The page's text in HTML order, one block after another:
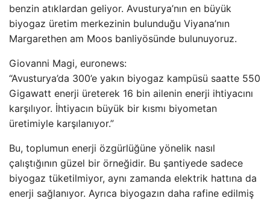
benzin atıklardan geliyor. Avusturya’nın en büyük
biyogaz üretim merkezinin bulunduğu Viyana’nın
Margarethen am Moos banliyösünde bulunuyoruz.
Giovanni Magi, euronews:
“Avusturya’da 300’e yakın biyogaz kampüsü saatte 550
Gigawatt enerji üreterek 16 bin ailenin enerji ihtiyacını
karşılıyor. İhtiyacın büyük bir kısmı biyometan
üretimiyle karşılanıyor.”
Bu, toplumun enerji özgürlüğüne yönelik nasıl
çalıştığının güzel bir örneğidir. Bu şantiyede sadece
biyogaz tüketilmiyor, aynı zamanda elektrik hattına da
enerji sağlanıyor. Ayrıca biyogazın daha rafine edilmiş